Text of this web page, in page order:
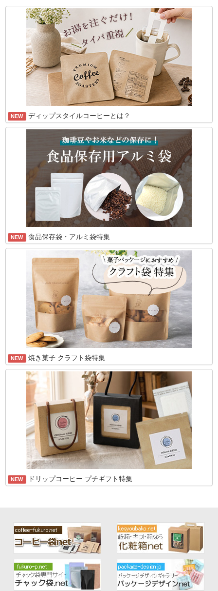
NEW ディップスタイルコーヒーとは？
NEW 食品保存袋・アルミ袋特集
NEW 焼き菓子 クラフト袋特集
NEW ドリップコーヒー プチギフト特集